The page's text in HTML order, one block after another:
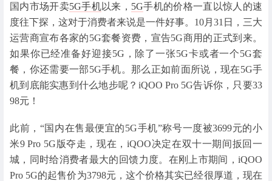
国内市场开卖5G手机以来， 5G手机的价格一直以惊人的速
度往下探，这对于消费者来说是一件好事。10月31日，三大
运营商宣布各家的5G套餐资费，宣告5G商用的正式到来。
如果你已经准备好迎接5G，除了一张5G卡或者一个5G套
餐，你还需要一部5G手机。那么正如前面所说，现在5G手
机到底能实惠到什么地步呢？iQOO Pro 5G告诉你，只要33
98元！
此前，“国内在售最便宜的5G手机”称号一度被3699元的小
米9 Pro 5G版夺走，现在，iQOO决定在双十一期间扳回一
城，同时给消费者最大的回馈力度。在刚上市期间，iQOO
Pro 5G的起售价为3798元，这个价格其实已经很厚道，现在